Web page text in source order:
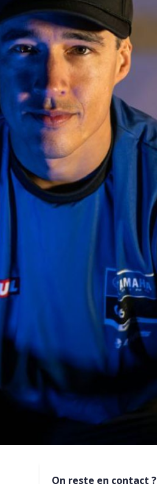
On reste en contact ?